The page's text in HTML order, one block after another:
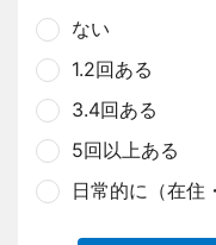
ない
1.2回ある
3.4回ある
5回以上ある
日常的に（在住